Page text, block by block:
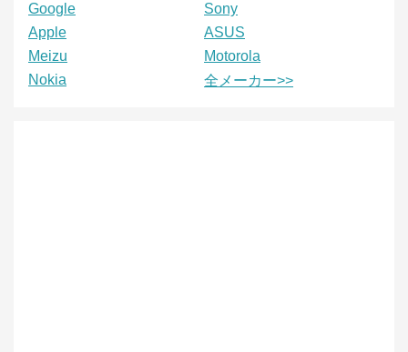
Google
Sony
Apple
ASUS
Meizu
Motorola
Nokia
全メーカー>>